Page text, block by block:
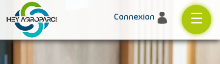
☰
Connexion